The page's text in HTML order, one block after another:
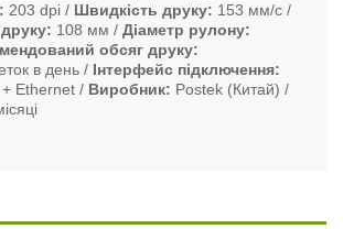
203 dpi Швидкість друку
153 мм/с
108 мм
Діаметр рулону
обсяг друку
в день
Інтерфейс підключення
Ethernet
Виробник
Postek (Китай)